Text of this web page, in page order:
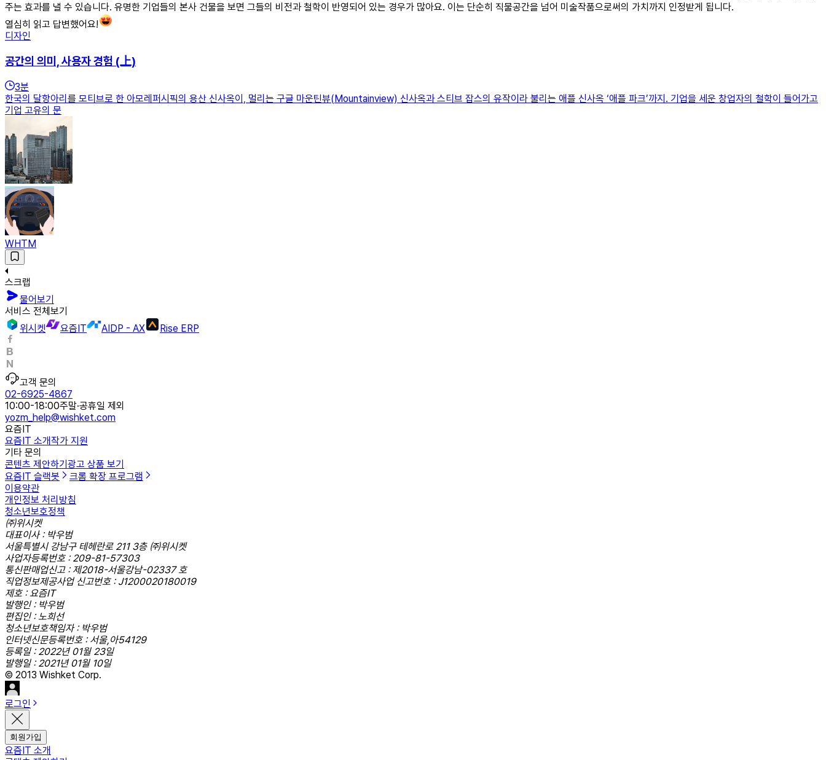
주는 효과를 낼 수 있습니다. 유명한 기업들의 본사 건물을 보면 그들의 비전과 철학이 반영되어 있는 경우가 많아요. 이는 단순히 직물공간을 넘어 미술작품으로써의 가치까지 인정받게 됩니다.
열심히 읽고 답변했어요!
디자인
공간의 의미, 사용자 경험 (上)
3분
한국의 달항아리를 모티브로 한 아모레퍼시픽의 용산 신사옥이, 멀리는 구글 마운틴뷰(Mountainview) 신사옥과 스티브 잡스의 유작이라 불리는 애플 신사옥 ‘애플 파크’까지. 기업을 세운 창업자의 철학이 들어가고
기업 고유의 문
WHTM
스크랩
물어보기
서비스 전체보기
위시켓
요즘IT AIDP - AX Rise ERP
고객 문의
02-6925-4867
10:00-18:00주말·공휴일 제외
yozm_help@wishket.com
요즘IT
요즘IT 소개작가 지원
기타 문의
콘텐츠 제안하기 광고 상품 보기
요즘IT 슬랙봇
크롬 확장 프로그램
이용약관
개인정보 처리방침
청소년보호정책
㈜위시켓
대표이사 : 박우범
서울특별시 강남구 테헤란로 211 3층 ㈜위시켓
사업자등록번호 : 209-81-57303
통신판매업신고 : 제2018-서울강남-02337 호
직업정보제공사업 신고번호 : J1200020180019
제호 : 요즘IT
발행인 : 박우범
편집인 : 노희선
청소년보호책임자 : 박우범
인터넷신문등록번호 : 서울,아54129
등록일 : 2022년 01월 23일
발행일 : 2021년 01월 10일
© 2013 Wishket Corp.
로그인
회원가입
요즘IT 소개